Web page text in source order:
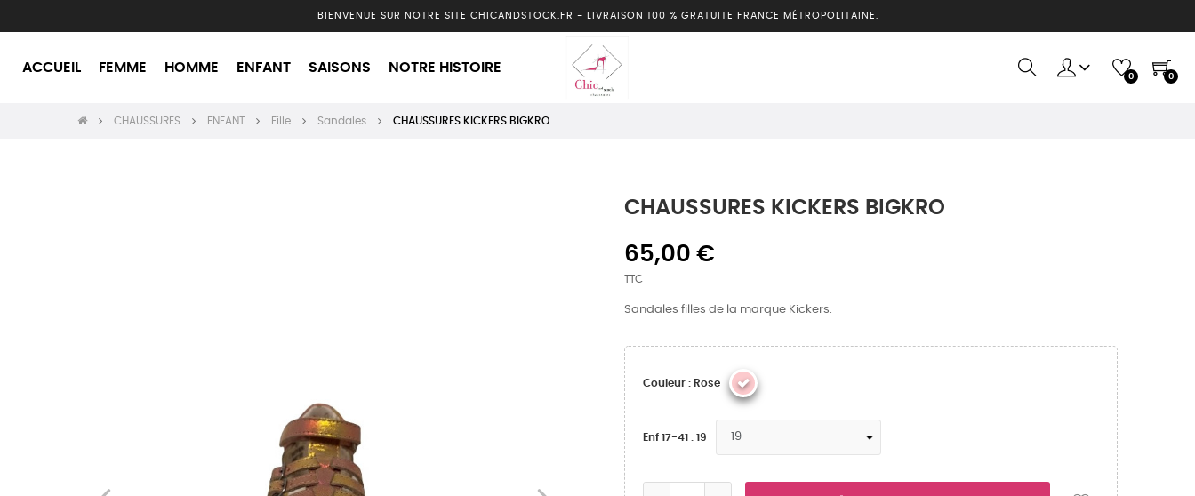
BIENVENUE SUR NOTRE SITE CHICANDSTOCK.FR - LIVRAISON 100 % GRATUITE FRANCE MÉTROPOLITAINE.
ACCUEIL FEMME HOMME ENFANT SAISONS NOTRE HISTOIRE
0 0
CHAUSSURES ENFANT Fille Sandales CHAUSSURES KICKERS BIGKRO
CHAUSSURES KICKERS BIGKRO
65,00 €
TTC
Sandales filles de la marque Kickers.
Couleur : Rose
Enf 17-41 : 19